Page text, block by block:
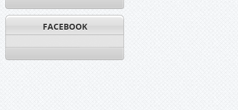
FACEBOOK